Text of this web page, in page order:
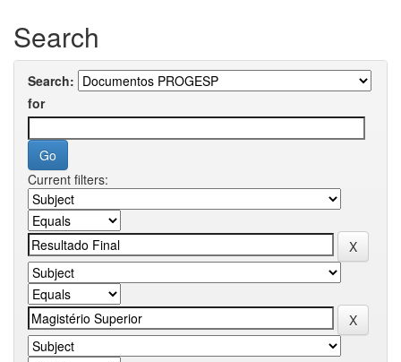
Search
Search:
for
Current filters: